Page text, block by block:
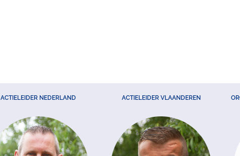
ACTIELEIDER NEDERLAND ACTIELEIDER VLAANDEREN